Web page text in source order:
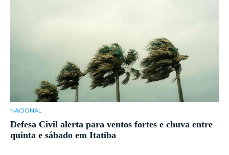
NACIONAL
Defesa Civil alerta para ventos fortes e chuva entre
quinta e sábado em Itatiba